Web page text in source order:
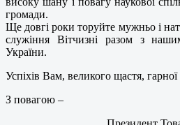
громади.
Ще довгі роки торуйте мужньо і
служіння Вітчизні разом з
України.
Успіхів Вам, великого щастя,
З повагою –